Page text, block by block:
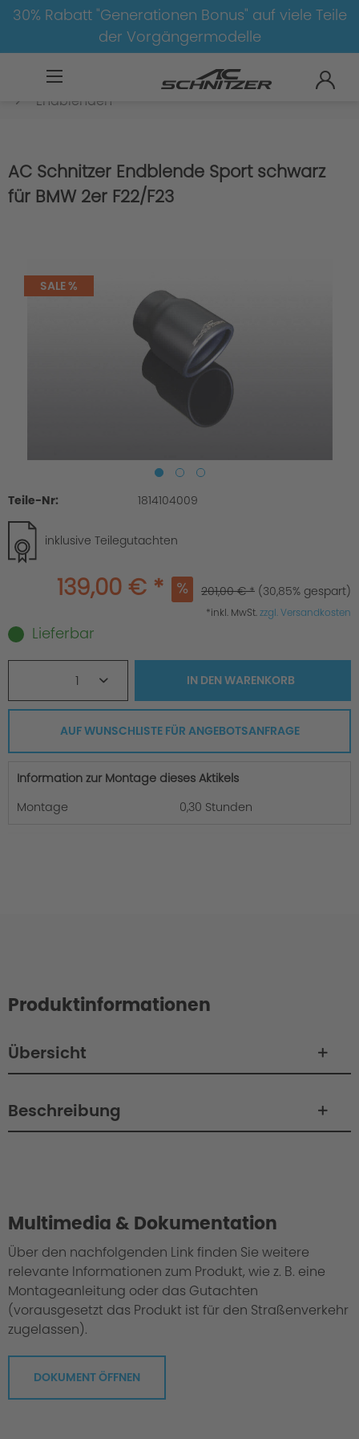
30% Rabatt "Generationen Bonus" auf viele Teile
der Vorgängermodelle
2er-F22/F23
Endblenden
AC Schnitzer Endblende Sport schwarz
für BMW 2er F22/F23
SALE %
Teile-Nr: 1814104009
inklusive Teilegutachten
139,00 € * 201,00 € * (30,85% gespart)
*inkl. MwSt.zzgl. Versandkosten
Lieferbar
1 IN DENWARENKORB
AUF WUNSCHLISTE FÜR ANGEBOTSANFRAGE
Information zur Montage dieses Aktikels
Montage
0,30 Stunden
Produktinformationen
Übersicht
Beschreibung
Multimedia & Dokumentation
Über den nachfolgenden Link finden Sie weitere
relevante Informationen zum Produkt, wie z. B. eine
Montageanleitung oder das Gutachten
(vorausgesetzt das Produkt ist für den Straßenverkehr
zugelassen).
DOKUMENT ÖFFNEN